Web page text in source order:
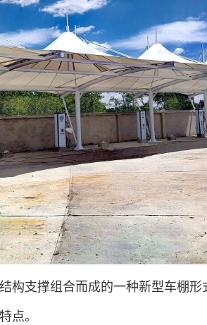
构支撑组合而成的一种新型车棚
点。